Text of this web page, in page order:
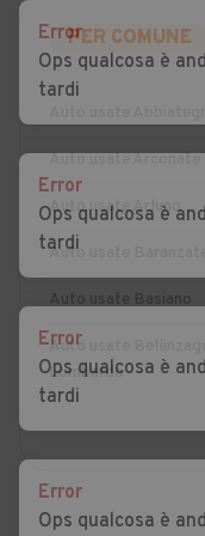
PER COMUNE
Auto usate Arconate
Auto usate Arluno
Auto usate Baranzate
Auto usate Basiano
Auto usate Bellinzago
Lombardo
Ticino
Error
Ops qualcosa è
tardi
Error
Ops qualcosa è
tardi
Error
Ops qualcosa è
tardi
Error
Ops qualcosa è